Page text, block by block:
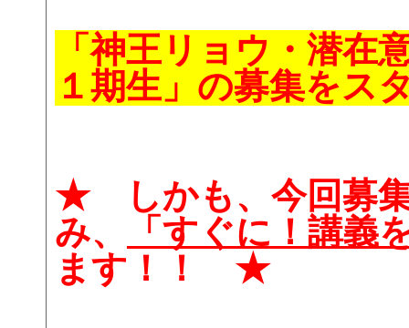
「神王リョウ・潜在
１期生」の募集をス
★ しかも、今回募集
み、
「すぐに！講義
ます！！ ★